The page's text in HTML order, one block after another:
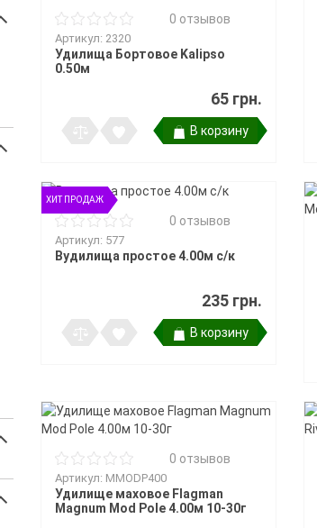
спиннингиста
Подставки и держатели
Подставки
Треноги
Держатели
0 отзывов
Артикул: 2320
Удилища Бортовое Kalipso
0.50м
65 грн.
В корзину
ХИТ ПРОДАЖ
0 отзывов
Артикул: 577
Вудилища простое 4.00м с/к
235 грн.
В корзину
0 отзывов
Артикул: MMODP400
Удилище маховое Flagman
Magnum Mod Pole 4.00м 10-30г